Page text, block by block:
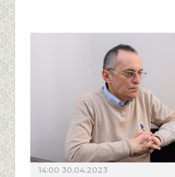
14:00 30.04.2023